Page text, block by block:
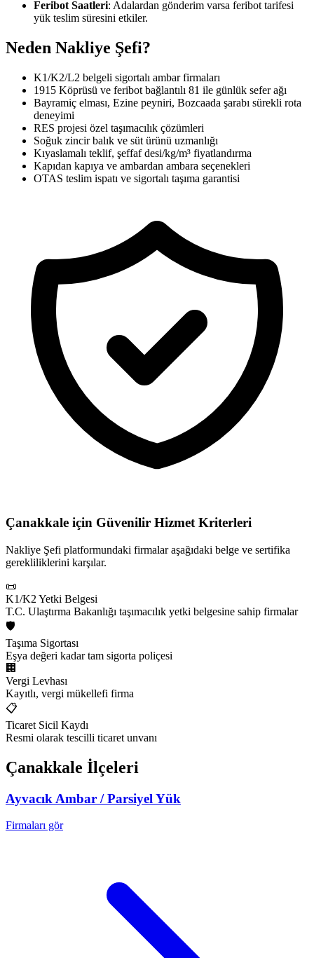
Feribot Saatleri: Adalardan gönderim varsa feribot tarifesi
yük teslim süresini etkiler.
Neden Nakliye Şefi?
K1/K2/L2 belgeli sigortalı ambar firmaları
1915 Köprüsü ve feribot bağlantılı 81 ile günlük sefer ağı
Bayramiç elması, Ezine peyniri, Bozcaada şarabı sürekli rota
deneyimi
RES projesi özel taşımacılık çözümleri
Soğuk zincir balık ve süt ürünü uzmanlığı
Kıyaslamalı teklif, şeffaf desi/kg/m³ fiyatlandırma
Kapıdan kapıya ve ambardan ambara seçenekleri
OTAS teslim ispatı ve sigortalı taşıma garantisi
Çanakkale için Güvenilir Hizmet Kriterleri
Nakliye Şefi platformundaki firmalar aşağıdaki belge ve sertifika
gerekliliklerini karşılar.
📜
K1/K2 Yetki Belgesi
T.C. Ulaştırma Bakanlığı taşımacılık yetki belgesine sahip firmalar
🛡️
Taşıma Sigortası
Eşya değeri kadar tam sigorta poliçesi
🏢
Vergi Levhası
Kayıtlı, vergi mükellefi firma
📋
Ticaret Sicil Kaydı
Resmi olarak tescilli ticaret unvanı
Çanakkale İlçeleri
Ayvacık Ambar / Parsiyel Yük
Firmaları gör